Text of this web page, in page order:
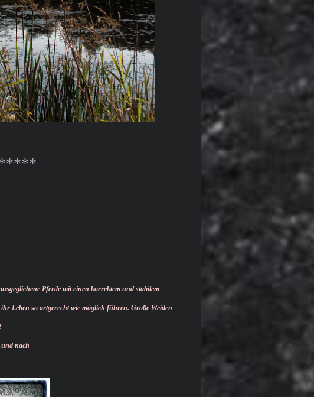
Pferde mit einen korrektem und stabilem
Leben so artgerecht wie möglich führen. Große Weiden
nach